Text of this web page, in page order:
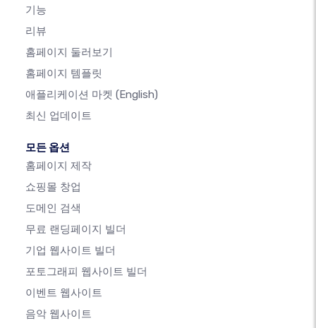
기능
리뷰
홈페이지 둘러보기
홈페이지 템플릿
애플리케이션 마켓 (English)
최신 업데이트
모든 옵션
홈페이지 제작
쇼핑몰 창업
도메인 검색
무료 랜딩페이지 빌더
기업 웹사이트 빌더
포토그래피 웹사이트 빌더
이벤트 웹사이트
음악 웹사이트